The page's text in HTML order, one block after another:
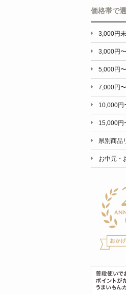
価格帯で
3,000円
3,000円〜
5,000円〜
7,000円〜
10,000円
15,000円
県別商品
お中元・